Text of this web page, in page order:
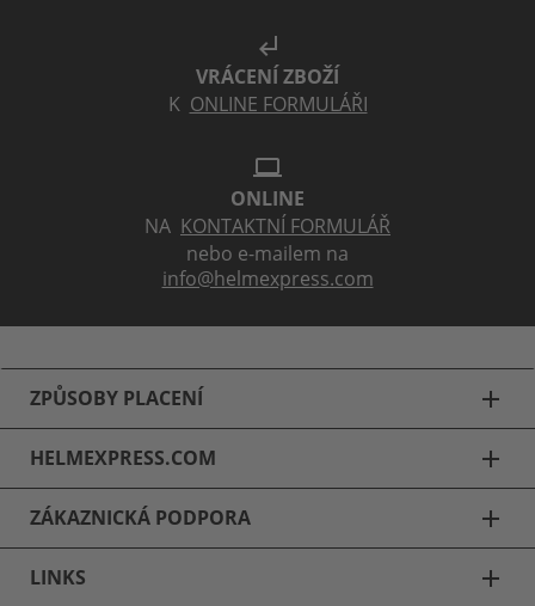
subdirectory_arrow_left
VRÁCENÍ ZBOŽÍ
K ONLINE FORMULÁŘI
laptop
ONLINE
NA KONTAKTNÍ FORMULÁŘ
nebo e-mailem na
info@helmexpress.com
ZPŮSOBY PLACENÍ add
HELMEXPRESS.COM add
ZÁKAZNICKÁ PODPORA add
LINKS add